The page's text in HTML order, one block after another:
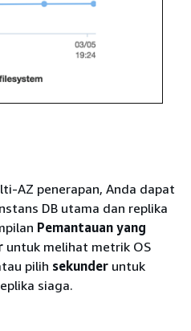
AZ penerapan, Anda dapat
DB utama dan replika
Pemantauan yang
untuk melihat metrik OS
pilih sekunder untuk
siaga.